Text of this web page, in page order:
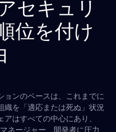
セキュリ
位を付け
ョンのペースは、これまでに
織を「適応または死ぬ」状況
はすべての中心にあり、
ネージャー、開発者に圧力